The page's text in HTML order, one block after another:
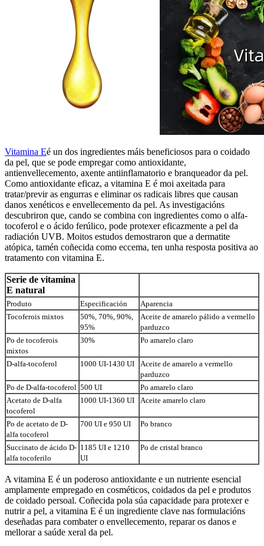
Vitamina Eé un dos ingredientes máis beneficiosos para o coidado
da pel, que se pode empregar como antioxidante,
antienvellecemento, axente antiinflamatorio e branqueador da pel.
Como antioxidante eficaz, a vitamina E é moi axeitada para
tratar/previr as engurras e eliminar os radicais libres que causan
danos xenéticos e envellecemento da pel. As investigacións
descubriron que, cando se combina con ingredientes como o alfa-
tocoferol e o ácido ferúlico, pode protexer eficazmente a pel da
radiación UVB. Moitos estudos demostraron que a dermatite
atópica, tamén coñecida como eccema, ten unha resposta positiva ao
tratamento con vitamina E.
Serie de vitamina
E natural
Produto Especificación
Aparencia
Tocoferois mixtos
50%, 70%, 90%,
95%
Aceite de amarelo pálido a vermello
parduzco
Po de tocoferois
mixtos
30% Po amarelo claro
D-alfa-tocoferol 1000 UI-1430 UI
Aceite de amarelo a vermello
parduzco
Po de D-alfa-tocoferol 500 UI
Po amarelo claro
Acetato de D-alfa
tocoferol
1000 UI-1360 UI Aceite amarelo claro
Po de acetato de D-
alfa tocoferol
700 UI e 950 UI Po branco
Succinato de ácido D-
alfa tocoferilo
1185 UI e 1210
UI
Po de cristal branco
A vitamina E é un poderoso antioxidante e un nutriente esencial
amplamente empregado en cosméticos, coidados da pel e produtos
de coidado persoal. Coñecida pola súa capacidade para protexer e
nutrir a pel, a vitamina E é un ingrediente clave nas formulacións
deseñadas para combater o envellecemento, reparar os danos e
mellorar a saúde xeral da pel.